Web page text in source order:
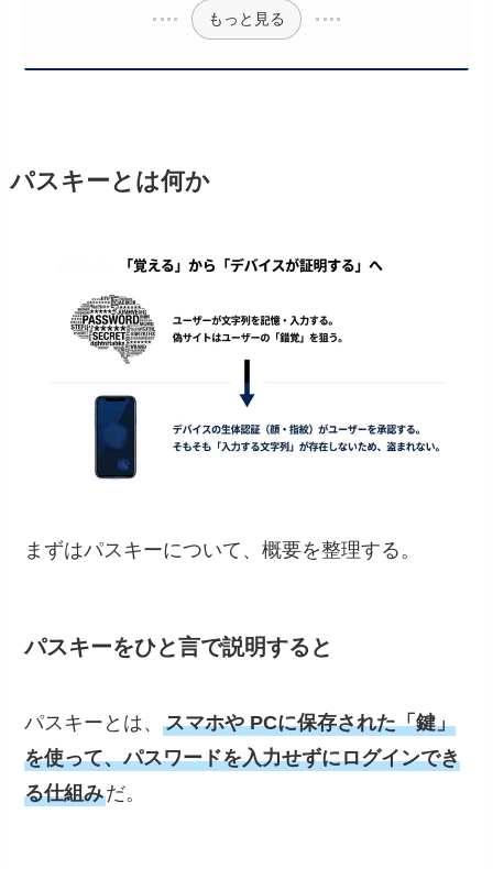
もっと見る
パスキーとは何か
まずはパスキーについて、概要を整理する。
パスキーをひと言で説明すると
パスキーとは、スマホや PCに保存された「鍵」
を使って、パスワードを入力せずにログインでき
る仕組みだ。